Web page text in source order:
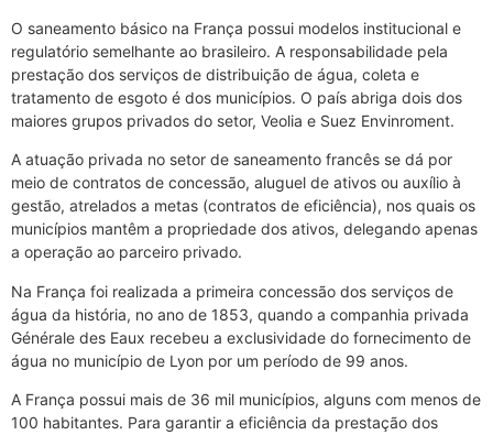
O saneamento básico na França possui modelos institucional e
regulatório semelhante ao brasileiro. A responsabilidade pela
prestação dos serviços de distribuição de água, coleta e
tratamento de esgoto é dos municípios. O país abriga dois dos
maiores grupos privados do setor, Veolia e Suez Envinroment.
A atuação privada no setor de saneamento francês se dá por
meio de contratos de concessão, aluguel de ativos ou auxílio à
gestão, atrelados a metas (contratos de eficiência), nos quais os
municípios mantêm a propriedade dos ativos, delegando apenas
a operação ao parceiro privado.
Na França foi realizada a primeira concessão dos serviços de
água da história, no ano de 1853, quando a companhia privada
Générale des Eaux recebeu a exclusividade do fornecimento de
água no município de Lyon por um período de 99 anos.
A França possui mais de 36 mil municípios, alguns com menos de
100 habitantes. Para garantir a eficiência da prestação dos